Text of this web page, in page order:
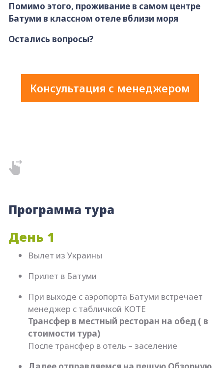
Помимо этого, проживание в самом центре
Батуми в классном отеле вблизи моря
Остались вопросы?
Консультация с менеджером
Программа тура
День 1
Вылет из Украины
Прилет в Батуми
При выходе с аэропорта Батуми встречает
менеджер с табличкой КОТЕ
Трансфер в местный ресторан на обед ( в
стоимости тура)
После трансфер в отель – заселение